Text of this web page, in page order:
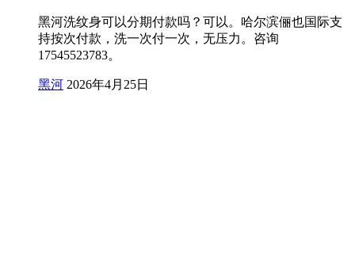
黑河洗纹身可以分期付款吗？可以。哈尔滨俪也国际支
持按次付款，洗一次付一次，无压力。咨询
17545523783。
黑河 2026年4月25日